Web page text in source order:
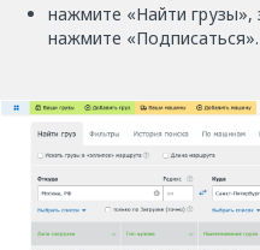
нажмите «Найти грузы»,
нажмите «Подписаться».